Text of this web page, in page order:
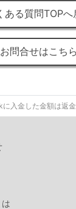
ある質問TOPへ
お問合せはこちら
入金した金額は返